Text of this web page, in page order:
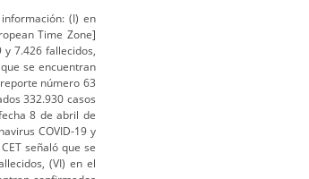
19 y 316.169 fallecidos, (XLVI) en el reporte número 121 del 20 de mayo de 2020 a las 10:00 a. m. CEST señaló que se encuentran confirmados 4.789.205 casos del nuevo coronavirus COVID-19 y 318.789 fallecidos, (XLVII) en el reporte número 122 del 21 de mayo de 2020 a las 10:00 a. m. CEST señaló que se encuentran confirmados 4.893.186 casos del nuevo coronavirus COVID-19 y 323.256 fallecidos, (XLVIII) en el reporte número 123 del 22 de mayo de 2020 señaló que se encuentran confirmadas 4.993.470 casos del nuevo coronavirus COVID-19 y 327.738 fallecidos, (XLIX) en el reporte número 124 del 23 de mayo de 2020 señaló que se encuentran confirmadas 5.103.006 casos del nuevo coronavirus COVID- 19 y 333.401 fallecidos, (L) en el reporte número 125 del 24 de mayo de 2020 señaló que se encuentran confirmadas 5.204.508 casos del nuevo coronavirus COVID-19 y 337.687 fallecidos, (LI) en el reporte número 126 del 25 de mayo de 2020 señaló que se encuentran confirmadas 5.304.772 casos del nuevo coronavirus COVID-19 y 342.029 fallecidos, (LII) en el reporte número 127 del 26 de mayo de 2020 señaló que se encuentran confirmados 5.404.512 casos del nuevo coronavirus COVID-19 y 343.514 fallecidos, (LIII) en el reporte número 128 del 27 de mayo de 2020 señaló que se encuentran confirmados 5.488.825 casos del nuevo coronavirus COVID-19 y 349.095 fallecidos, (LIV) en el reporte número 129 del 28 de mayo de 2020 señaló que se encuentran confirmados 5.593.631 casos del nuevo coronavirus COVID-19 y 353.334 fallecidos, (LV) en el reporte número 130 del 29 de mayo de 2020 señaló que se encuentran confirmados 5.701.337 casos del nuevo coronavirus COVID-19 y 357.688 fallecidos, (LVI) en el reporte